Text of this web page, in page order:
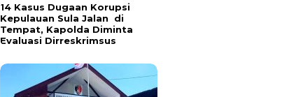
14 Kasus Dugaan Korupsi
Kepulauan Sula Jalan di
Tempat, Kapolda Diminta
Evaluasi Dirreskrimsus